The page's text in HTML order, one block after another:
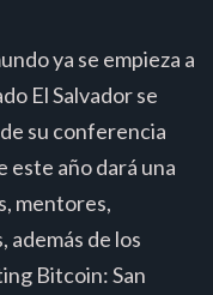
ya se empieza a
El Salvador se
su conferencia
este año dará una
mentores,
además de los
Bitcoin: San